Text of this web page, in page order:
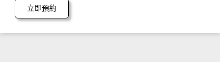
立即預約